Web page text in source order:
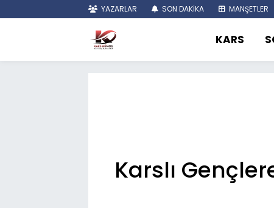
YAZARLAR SON DAKİKA MANŞETLER
KARS
Karslı